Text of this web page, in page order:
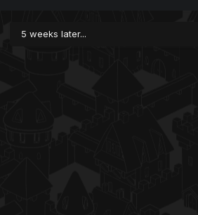
5 weeks later...